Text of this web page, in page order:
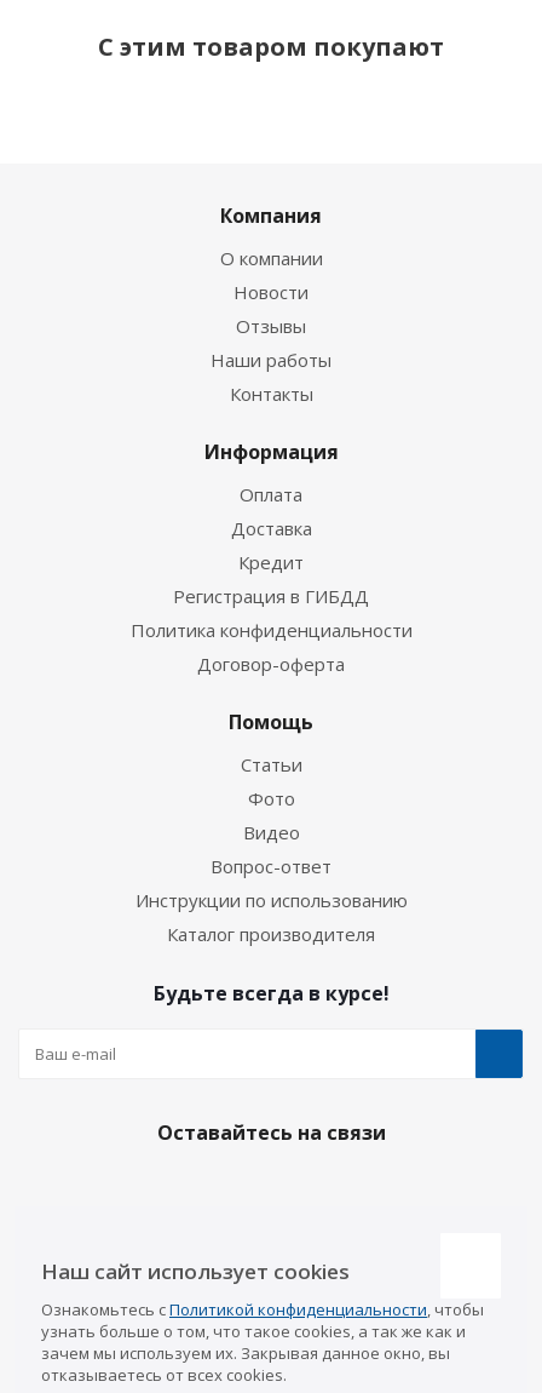
С этим товаром покупают
Компания
О компании
Новости
Отзывы
Наши работы
Контакты
Информация
Оплата
Доставка
Кредит
Регистрация в ГИБДД
Политика конфиденциальности
Договор-оферта
Помощь
Статьи
Фото
Видео
Вопрос-ответ
Инструкции по использованию
Каталог производителя
Будьте всегда в курсе!
Оставайтесь на связи
Казань
8 (843) 207-03-08
Уфа
8 (347) 258-84-87
info@a-pricep.ru
Наш сайт использует cookies
Ознакомьтесь сПолитикой конфиденциальности, чтобы
узнать больше о том, что такое cookies, а так же как и
зачем мы используем их. Закрывая данное окно, вы
отказываетесь от всех cookies.